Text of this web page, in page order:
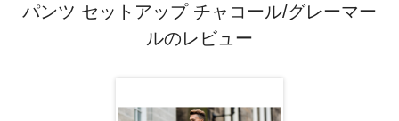
パンツ セットアップ チャコール/グレーマー
ルのレビュー